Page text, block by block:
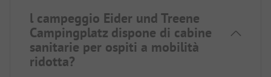
l campeggio Eider und Treene
Campingplatz dispone di cabine
sanitarie per ospiti a mobilità
ridotta?